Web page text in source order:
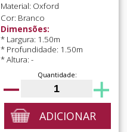
Material: Oxford
Cor: Branco
Dimensões:
* Largura: 1.50m
* Profundidade: 1.50m
* Altura: -
Quantidade:
ADICIONAR